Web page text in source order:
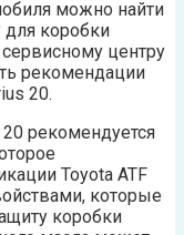
можно найти
коробки
центру
рекомендации
20.
рекомендуется
Toyota ATF
которые
коробки